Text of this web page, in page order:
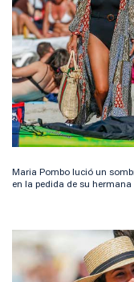
Maria Pombo lució un
en la pedida de su